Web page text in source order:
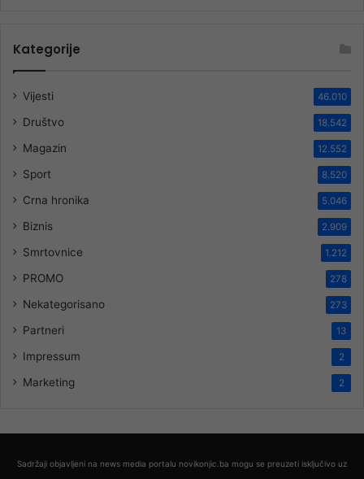
Kategorije
Vijesti 46.010
Društvo 18.542
Magazin 12.552
Sport 8.520
Crna hronika 5.046
Biznis 2.909
Smrtovnice 1.212
PROMO 278
Nekategorisano 273
Partneri 13
Impressum 2
Marketing 2
Sadržaji objavljeni na news media portalu novikonjic.ba mogu se preuzeti isključivo uz